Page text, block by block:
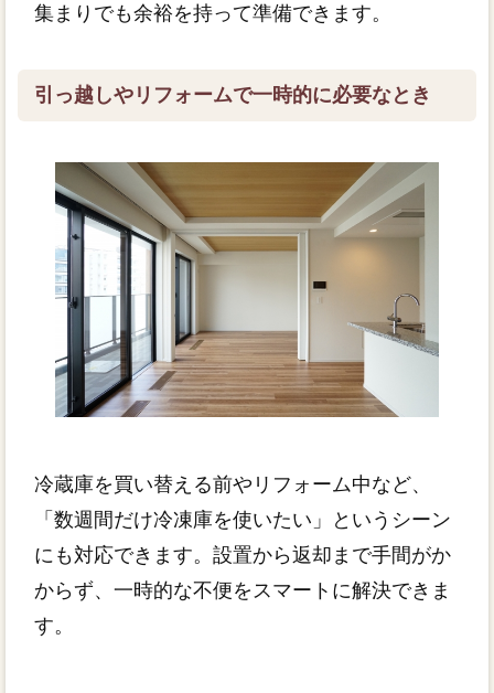
集まりでも余裕を持って準備できます。
引っ越しやリフォームで一時的に必要なとき
冷蔵庫を買い替える前やリフォーム中など、
「数週間だけ冷凍庫を使いたい」というシーン
にも対応できます。設置から返却まで手間がか
からず、一時的な不便をスマートに解決できま
す。